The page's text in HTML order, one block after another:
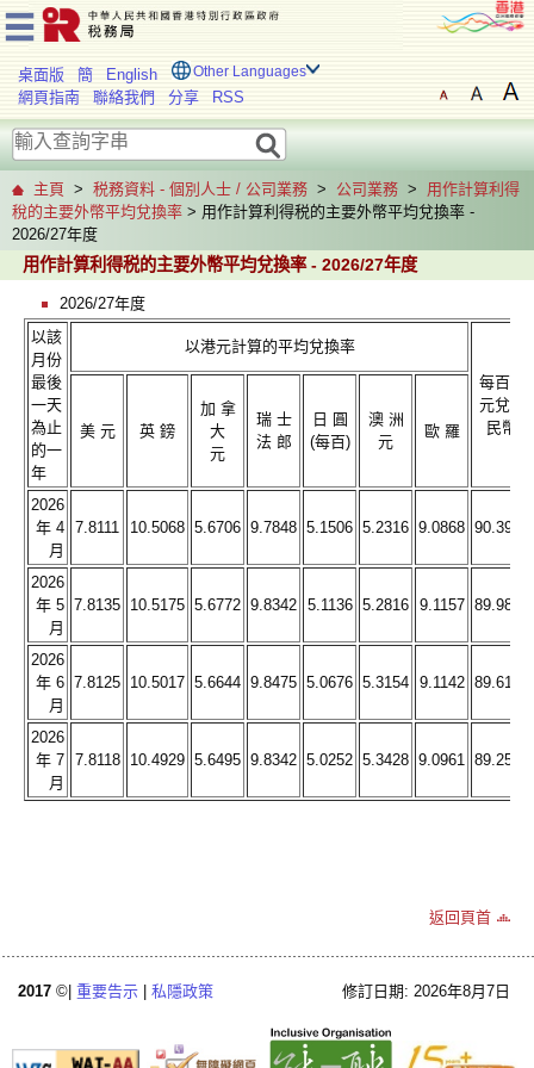
桌面版 簡 English Other Languages
網頁指南 聯絡我們 分享 RSS
主頁 > 税務資料 - 個別人士 / 公司業務 > 公司業務 > 用作計算利得
稅的主要外幣平均兌換率 > 用作計算利得税的主要外幣平均兌換率 -
2026/27年度
用作計算利得税的主要外幣平均兌換率 - 2026/27年度
2026/27年度
以該
月份
最後
一天
為止
的一
年
以港元計算的平均兌換率
每百港
元兌人
民幣
美 元 英 鎊
加 拿
大
元
瑞 士
法 郎
日 圓
(每百)
澳 洲
元
歐 羅
2026
年 4
月
7.8111 10.5068 5.6706 9.7848 5.1506 5.2316 9.0868 90.3943
2026
年 5
月
7.8135 10.5175 5.6772 9.8342 5.1136 5.2816 9.1157 89.9896
2026
年 6
月
7.8125 10.5017 5.6644 9.8475 5.0676 5.3154 9.1142 89.6174
2026
年 7
月
7.8118 10.4929 5.6495 9.8342 5.0252 5.3428 9.0961 89.2515
返回頁首
2017 ©| 重要告示 私隱政策 修訂日期: 2026年8月7日